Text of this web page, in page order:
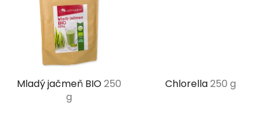
Mladý jačmeň BIO250
g
Chlorella250 g